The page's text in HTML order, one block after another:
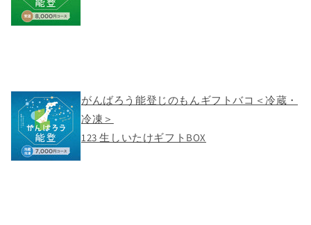
がんばろう能登じのもんギフトバコ＜冷蔵・
冷凍＞
123 生しいたけギフトBOX